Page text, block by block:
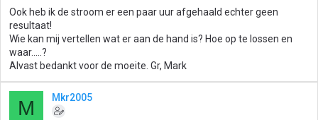
Ook heb ik de stroom er een paar uur afgehaald echter geen
resultaat!
Wie kan mij vertellen wat er aan de hand is? Hoe op te lossen en
waar.....?
Alvast bedankt voor de moeite. Gr, Mark
M Mkr2005